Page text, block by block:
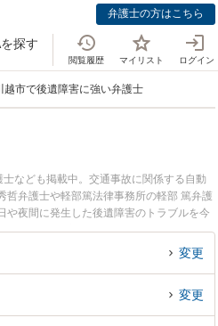
弁護士の方はこちら
探す
閲覧履歴 マイリスト ログイン
越市で後遺障害に強い弁護士
なども掲載中。交通事故に関係する自動
弁護士や軽部篤法律事務所の軽部 篤弁護
夜間に発生した後遺障害のトラブルを今
できる川越市内の弁護士に相談予約した
変更
変更